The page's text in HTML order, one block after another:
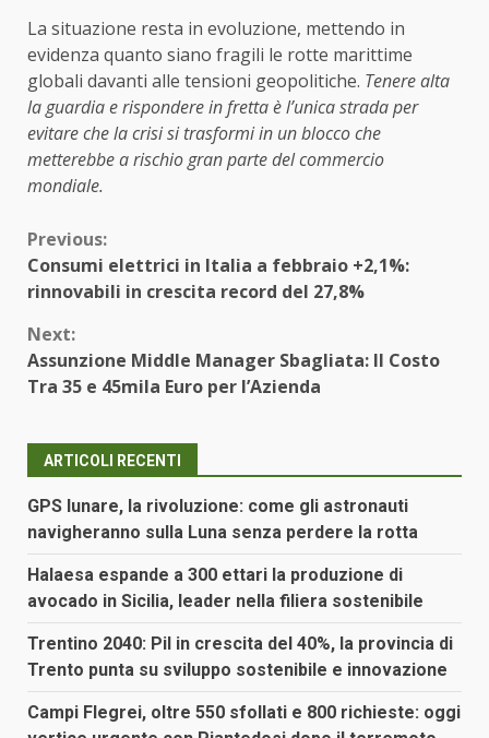
La situazione resta in evoluzione, mettendo in
evidenza quanto siano fragili le rotte marittime
globali davanti alle tensioni geopolitiche. Tenere alta
la guardia e rispondere in fretta è l’unica strada per
evitare che la crisi si trasformi in un blocco che
metterebbe a rischio gran parte del commercio
mondiale.
Continue
Reading
Previous:
Consumi elettrici in Italia a febbraio +2,1%:
rinnovabili in crescita record del 27,8%
Next:
Assunzione Middle Manager Sbagliata: Il Costo
Tra 35 e 45mila Euro per l’Azienda
ARTICOLI RECENTI
GPS lunare, la rivoluzione: come gli astronauti
navigheranno sulla Luna senza perdere la rotta
Halaesa espande a 300 ettari la produzione di
avocado in Sicilia, leader nella filiera sostenibile
Trentino 2040: Pil in crescita del 40%, la provincia di
Trento punta su sviluppo sostenibile e innovazione
Campi Flegrei, oltre 550 sfollati e 800 richieste: oggi